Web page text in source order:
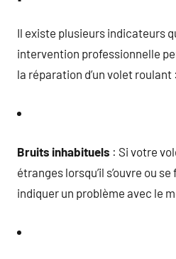
Il existe plusieurs indicateurs
intervention professionnelle
la réparation d’un volet roulant :
Bruits inhabituels : Si votre
étranges lorsqu’il s’ouvre ou
indiquer un problème avec le